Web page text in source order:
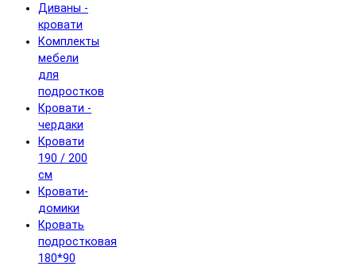
Диваны -
кровати
Комплекты
мебели
для
подростков
Кровати -
чердаки
Кровати
190 / 200
см
Кровати-
домики
Кровать
подростковая
180*90